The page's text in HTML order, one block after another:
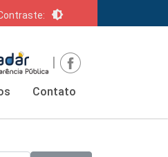
brightness_6
|
Contato